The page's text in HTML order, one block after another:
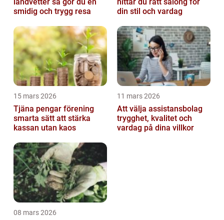
smidig och trygg resa
din stil och vardag
15 mars 2026
Tjäna pengar förening
smarta sätt att stärka
kassan utan kaos
11 mars 2026
Att välja assistansbolag
trygghet, kvalitet och
vardag på dina villkor
08 mars 2026